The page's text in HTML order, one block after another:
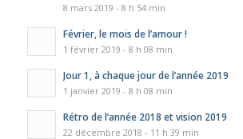
8 mars 2019 - 8 h 54 min
Février, le mois de l’amour !
1 février 2019 - 8 h 08 min
Jour 1, à chaque jour de l’année 2019
1 janvier 2019 - 8 h 08 min
Rétro de l’année 2018 et vision 2019
22 décembre 2018 - 11 h 39 min